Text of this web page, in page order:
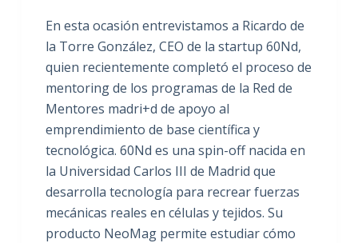
En esta ocasión entrevistamos a Ricardo de
la Torre González, CEO de la startup 60Nd,
quien recientemente completó el proceso de
mentoring de los programas de la Red de
Mentores madri+d de apoyo al
emprendimiento de base científica y
tecnológica. 60Nd es una spin-off nacida en
la Universidad Carlos III de Madrid que
desarrolla tecnología para recrear fuerzas
mecánicas reales en células y tejidos. Su
producto NeoMag permite estudiar cómo